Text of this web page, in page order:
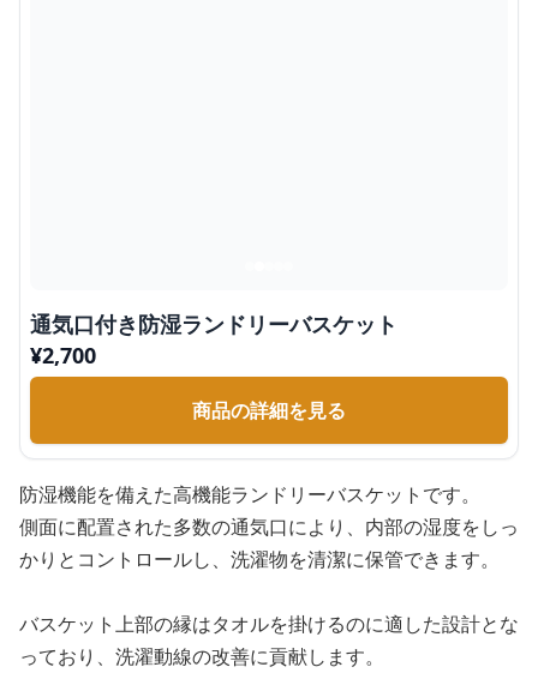
通気口付き防湿ランドリーバスケット
¥2,700
商品の詳細を見る
防湿機能を備えた高機能ランドリーバスケットです。
側面に配置された多数の通気口により、内部の湿度をしっ
かりとコントロールし、洗濯物を清潔に保管できます。
バスケット上部の縁はタオルを掛けるのに適した設計とな
っており、洗濯動線の改善に貢献します。